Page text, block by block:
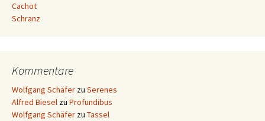
Cachot
Schranz
Kommentare
Wolfgang Schäfer zu Serenes
Alfred Biesel zu Profundibus
Wolfgang Schäfer zu Tassel